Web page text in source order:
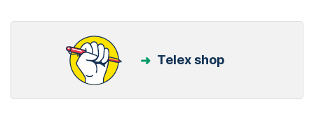
Telex shop